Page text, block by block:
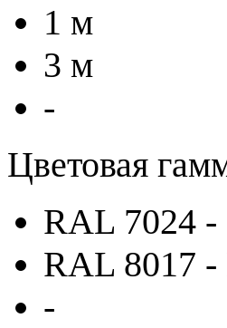
1 м
3 м
-
Цветовая
RAL 7024
RAL 8017
-